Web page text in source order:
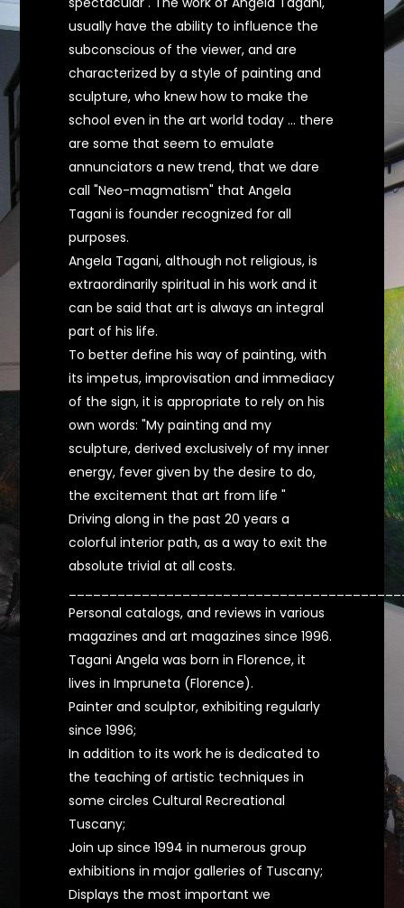
usually have the ability to influence the
subconscious of the viewer, and are
characterized by a style of painting and
sculpture, who knew how to make the
school even in the art world today ... there
are some that seem to emulate
annunciators a new trend, that we dare
call "Neo-magmatism" that Angela
Tagani is founder recognized for all
purposes.
Angela Tagani, although not religious, is
extraordinarily spiritual in his work and it
can be said that art is always an integral
part of his life.
To better define his way of painting, with
its impetus, improvisation and immediacy
of the sign, it is appropriate to rely on his
own words: "My painting and my
sculpture, derived exclusively of my inner
energy, fever given by the desire to do,
the excitement that art from life "
Driving along in the past 20 years a
colorful interior path, as a way to exit the
absolute trivial at all costs.
Personal catalogs, and reviews in various
magazines and art magazines since 1996.
Tagani Angela was born in Florence, it
lives in Impruneta (Florence).
Painter and sculptor, exhibiting regularly
since 1996;
In addition to its work he is dedicated to
the teaching of artistic techniques in
some circles Cultural Recreational
Tuscany;
Join up since 1994 in numerous group
exhibitions in major galleries of Tuscany;
Displays the most important we